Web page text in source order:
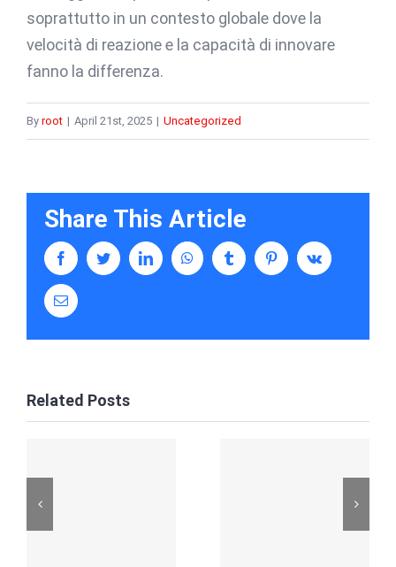
soprattutto in un contesto globale dove la
velocità di reazione e la capacità di innovare
fanno la differenza.
By root | April 21st, 2025 | Uncategorized
Share This Article
facebooktwitter linkedin whatsapptumblr pinterestvk
Email
Related Posts